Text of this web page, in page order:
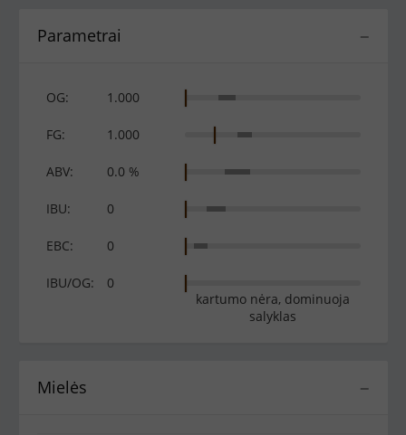
−
Parametrai
OG: 1.000
FG: 1.000
ABV: 0.0 %
IBU: 0
EBC: 0
IBU/OG:
0
kartumo nėra, dominuoja
salyklas
−
Mielės